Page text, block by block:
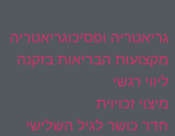
גריאטריה ופסיכוגריאטריה
מקצועות הבריאות בזקנה
ליווי רגשי
מיצוי זכויוית
חדר כושר לגיל השלישי